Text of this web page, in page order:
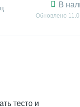
В
Обновлено
тесто и